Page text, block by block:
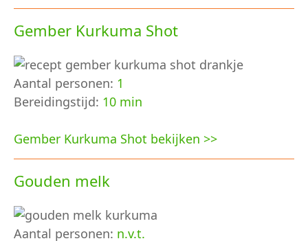
Gember Kurkuma Shot
Aantal personen: 1
Bereidingstijd: 10 min
Gember Kurkuma Shot bekijken >>
Gouden melk
Aantal personen: n.v.t.